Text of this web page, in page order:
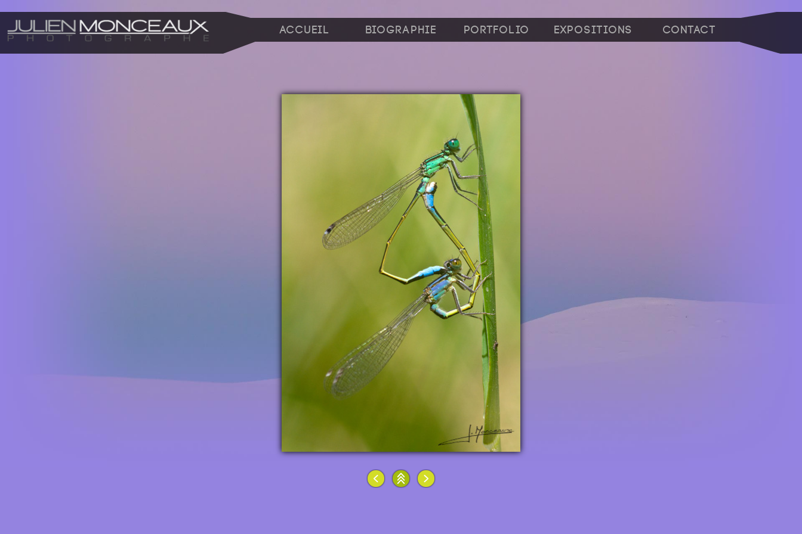
Accueil Biographie Portfolio Expositions Contact